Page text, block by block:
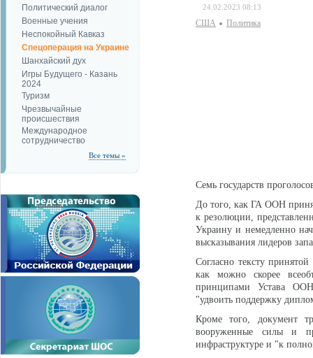
Политический диалог
Военные учения
Неспокойный Кавказ
Спецоперация на Украине
Шанхайский дух
Игры Будущего - Казань
2024
Туризм
Чрезвычайные
происшествия
Международное
сотрудничество
Все темы »
24.02.2023 08:13
США Политика
Семь государств
До того, как ГА ООН
к резолюции,
Украину и немедленно
высказывания лидеров
Согласно тексту
как можно скорее
принципами Устава
"удвоить поддержку
Кроме того, документ
вооруженные силы и
инфраструктуре и "к